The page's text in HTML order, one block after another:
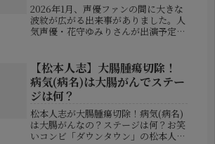
2026年1月、声優ファンの間に大きな
波紋が広がる出来事がありました。人
気声優・花守ゆみりさんが出演予定だ
ット上では「結婚したのでは？」とい
う噂が急浮上。SNSでは驚きと戸...
【松本人志】大腸腫瘍切除！
病気(病名)は大腸がんでステー
ジは何？
松本人志が大腸腫瘍切除！病気(病名)
は大腸がんなの？ステージは何？お笑
いコンビ「ダウンタウン」の松本人志